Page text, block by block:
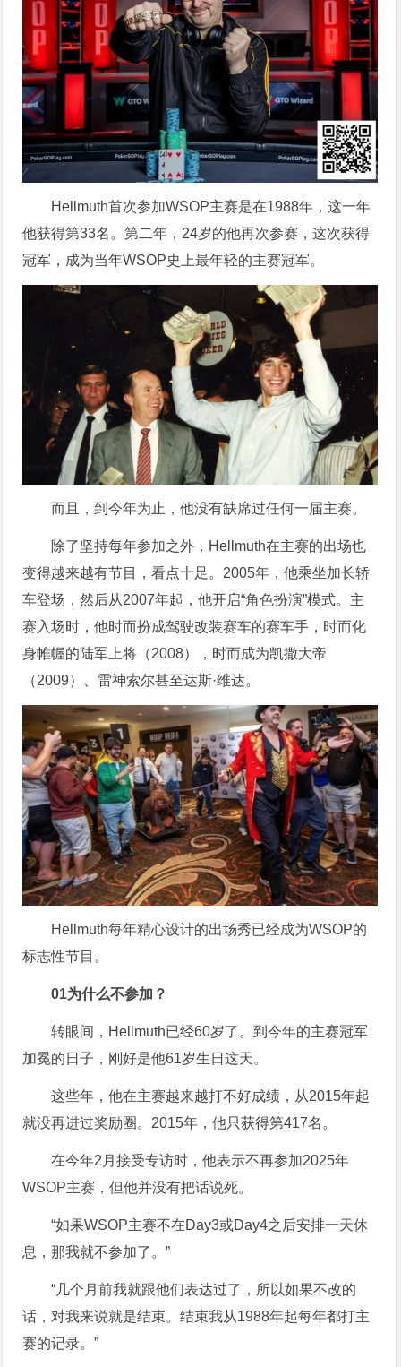
Hellmuth首次参加WSOP主赛是在1988年，这一年
他获得第33名。第二年，24岁的他再次参赛，这次获得
冠军，成为当年WSOP史上最年轻的主赛冠军。
而且，到今年为止，他没有缺席过任何一届主赛。
除了坚持每年参加之外，Hellmuth在主赛的出场也
变得越来越有节目，看点十足。2005年，他乘坐加长轿
车登场，然后从2007年起，他开启“角色扮演”模式。主
赛入场时，他时而扮成驾驶改装赛车的赛车手，时而化
身帷幄的陆军上将（2008），时而成为凯撒大帝
（2009）、雷神索尔甚至达斯·维达。
Hellmuth每年精心设计的出场秀已经成为WSOP的
标志性节目。
01为什么不参加？
转眼间，Hellmuth已经60岁了。到今年的主赛冠军
加冕的日子，刚好是他61岁生日这天。
这些年，他在主赛越来越打不好成绩，从2015年起
就没再进过奖励圈。2015年，他只获得第417名。
在今年2月接受专访时，他表示不再参加2025年
WSOP主赛，但他并没有把话说死。
“如果WSOP主赛不在Day3或Day4之后安排一天休
息，那我就不参加了。”
“几个月前我就跟他们表达过了，所以如果不改的
话，对我来说就是结束。结束我从1988年起每年都打主
赛的记录。”